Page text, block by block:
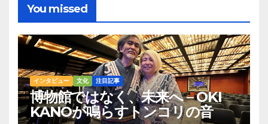
You missed
インタビュー 文化 注目記事
博物館ではなく、未来へ – OKI
KANOが鳴らすトンコリの音